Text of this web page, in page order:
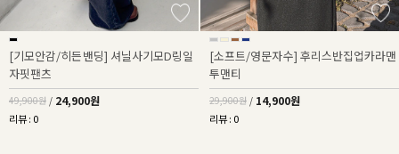
[기모안감/히든밴딩] 셔닐사기모D링일
자핏팬츠
49,900원 / 24,900원
리뷰 : 0
[소프트/영문자수] 후리스반집업카라맨
투맨티
29,900원 / 14,900원
리뷰 : 0